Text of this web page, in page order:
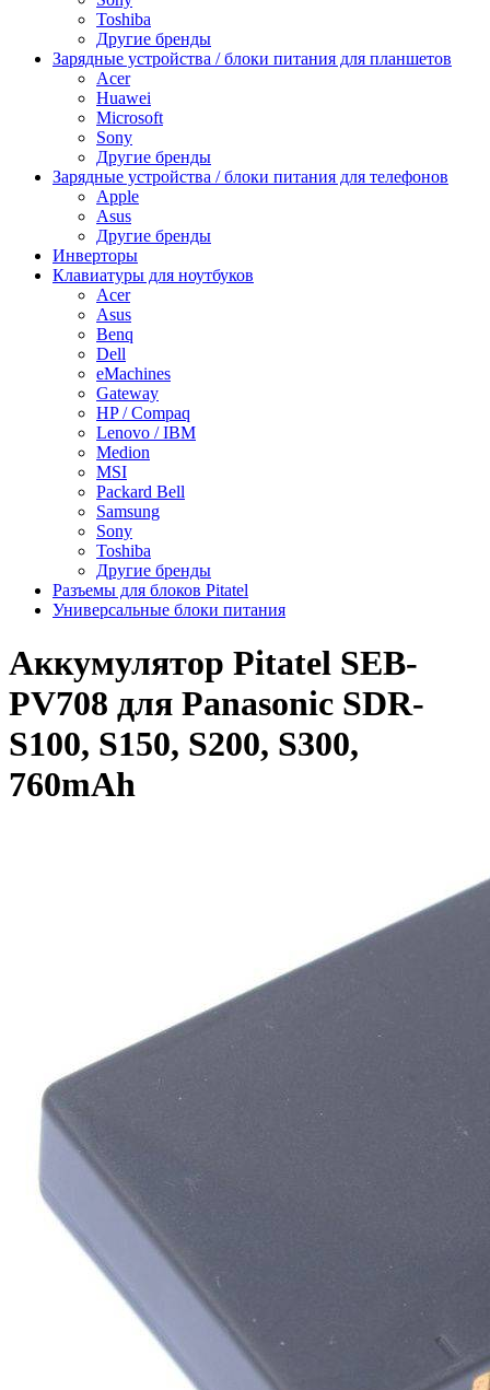
Toshiba
Другие бренды
Зарядные устройства / блоки питания для планшетов
Acer
Huawei
Microsoft
Sony
Другие бренды
Зарядные устройства / блоки питания для телефонов
Apple
Asus
Другие бренды
Инверторы
Клавиатуры для ноутбуков
Acer
Asus
Benq
Dell
eMachines
Gateway
HP / Compaq
Lenovo / IBM
Medion
MSI
Packard Bell
Samsung
Sony
Toshiba
Другие бренды
Разъемы для блоков Pitatel
Универсальные блоки питания
Аккумулятор Pitatel SEB-
PV708 для Panasonic SDR-
S100, S150, S200, S300,
760mAh